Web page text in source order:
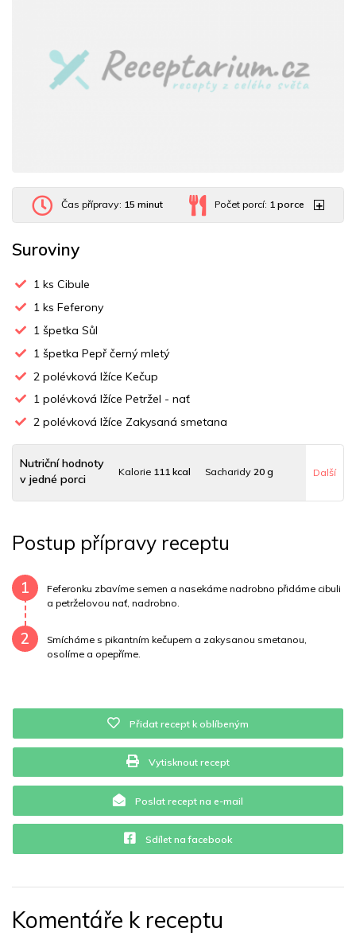
Čas přípravy: 15 minut Počet porcí: 1 porce
Suroviny
1 ks Cibule
1 ks Feferony
1 špetka Sůl
1 špetka Pepř černý mletý
2 polévková lžíce Kečup
1 polévková lžíce Petržel - nať
2 polévková lžíce Zakysaná smetana
Nutriční hodnoty
v jedné porci
Kalorie 111 kcal Sacharidy 20 g
Uhlovodany 12 g Cholesterol6.8 mg
Draslík 245.8 mg Vláknina 4315 mg
Vitamín B120 mg
Další
Postup přípravy receptu
1
Feferonku zbavíme semen a nasekáme nadrobno přidáme cibuli
a petrželovou nať, nadrobno.
2
Smícháme s pikantním kečupem a zakysanou smetanou,
osolíme a opepříme.
Přidat recept k oblíbeným
Vytisknout recept
Poslat recept na e-mail
Sdílet na facebook
Komentáře k receptu